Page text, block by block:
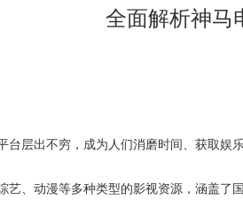
全面解析神马
台层出不穷，成为人们消磨时间、获取
艺、动漫等多种类型的影视资源，涵盖